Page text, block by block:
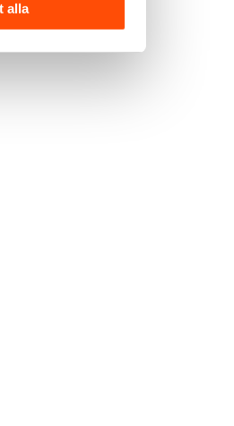
alla